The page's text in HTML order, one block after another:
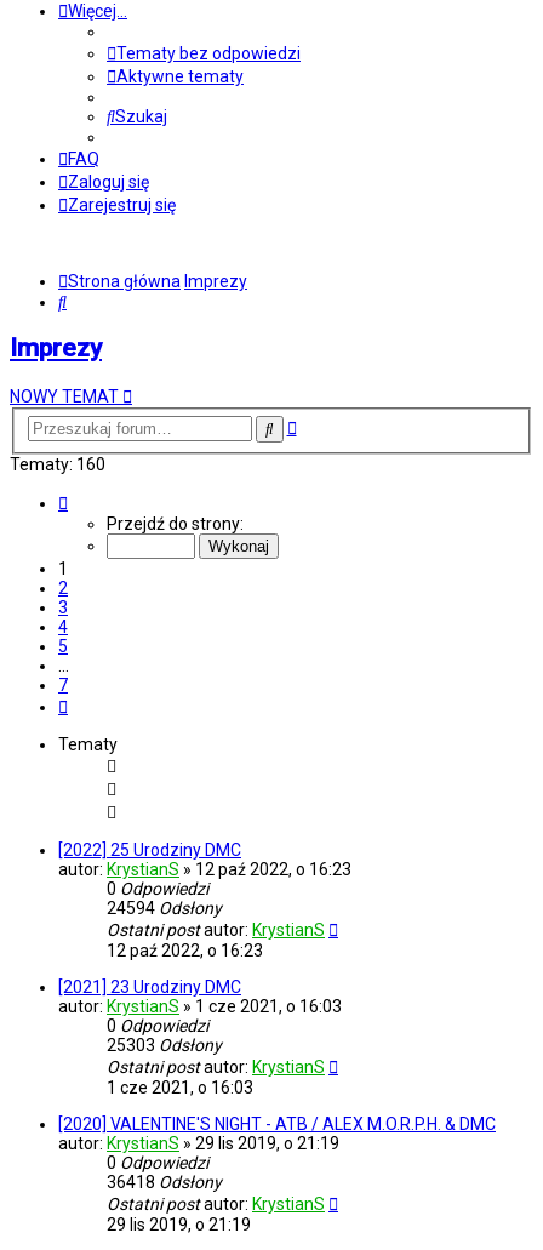
Więcej…
Tematy bez odpowiedzi
Aktywne tematy
Szukaj
FAQ
Zaloguj się
Zarejestruj się
Strona główna Imprezy
Szukaj
Imprezy
NOWY TEMAT
SzukajWyszukiwanie
Tematy: 160
Przejdź do strony:
1
2
3
4
5
…
7
Tematy
[2022] 25 Urodziny DMC
autor: KrystianS » 12 paź 2022, o 16:23
0 Odpowiedzi
24594 Odsłony
Ostatni postautor: KrystianS
12 paź 2022, o 16:23
[2021] 23 Urodziny DMC
autor: KrystianS » 1 cze 2021, o 16:03
0 Odpowiedzi
25303 Odsłony
Ostatni postautor: KrystianS
1 cze 2021, o 16:03
[2020] VALENTINE'S NIGHT - ATB / ALEX M.O.R.P.H. & DMC
autor: KrystianS » 29 lis 2019, o 21:19
0 Odpowiedzi
36418 Odsłony
Ostatni postautor: KrystianS
29 lis 2019, o 21:19